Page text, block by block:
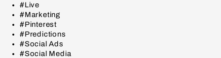
#Live
#Marketing
#Pinterest
#Predictions
#Social Ads
#Social Media